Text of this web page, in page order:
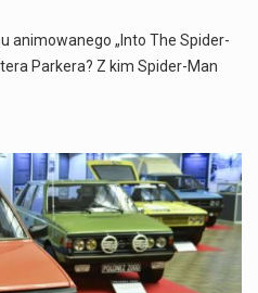
animowanego „Into The Spider-
Parkera? Z kim Spider-Man